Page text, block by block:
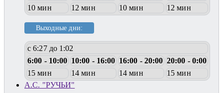
10 мин
12 мин 10 мин 12 мин
Выходные дни:
с 6:27 до 1:02
6:00 - 10:00 10:00 - 16:00 16:00 - 20:00 20:00 - 0:00
15 мин
14 мин 14 мин
15 мин
А.С. "РУЧЬИ"